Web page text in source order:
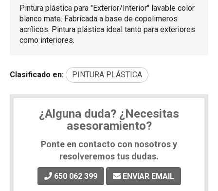
Pintura plástica para "Exterior/Interior" lavable color
blanco mate. Fabricada a base de copolimeros
acrílicos. Pintura plástica ideal tanto para exteriores
como interiores.
Clasificado en: PINTURA PLÁSTICA
¿Alguna duda? ¿Necesitas
asesoramiento?
Ponte en contacto con nosotros y
resolveremos tus dudas.
650 062 399 ENVIAR EMAIL